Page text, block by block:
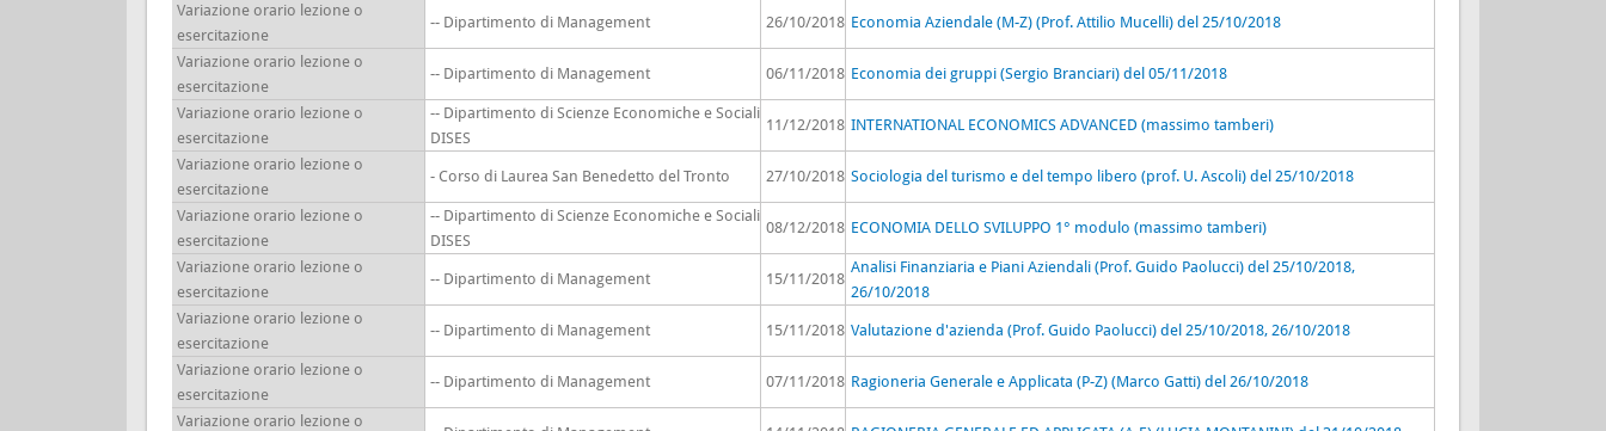
Variazione orario lezione o
esercitazione
-- Dipartimento di Management 26/10/2018 Economia Aziendale (M-Z) (Prof. Attilio Mucelli) del 25/10/2018
Variazione orario lezione o
esercitazione
-- Dipartimento di Management 06/11/2018 Economia dei gruppi (Sergio Branciari) del 05/11/2018
Variazione orario lezione o
esercitazione
-- Dipartimento di Scienze Economiche e Sociali
DISES
11/12/2018 INTERNATIONAL ECONOMICS ADVANCED (massimo tamberi)
Variazione orario lezione o
esercitazione
- Corso di Laurea San Benedetto del Tronto 27/10/2018 Sociologia del turismo e del tempo libero (prof. U. Ascoli) del 25/10/2018
Variazione orario lezione o
esercitazione
-- Dipartimento di Scienze Economiche e Sociali
DISES
08/12/2018 ECONOMIA DELLO SVILUPPO 1° modulo (massimo tamberi)
Variazione orario lezione o
esercitazione
-- Dipartimento di Management 15/11/2018
Analisi Finanziaria e Piani Aziendali (Prof. Guido Paolucci) del 25/10/2018,
26/10/2018
Variazione orario lezione o
esercitazione
-- Dipartimento di Management 15/11/2018 Valutazione d'azienda (Prof. Guido Paolucci) del 25/10/2018, 26/10/2018
Variazione orario lezione o
esercitazione
-- Dipartimento di Management 07/11/2018 Ragioneria Generale e Applicata (P-Z) (Marco Gatti) del 26/10/2018
Variazione orario lezione o